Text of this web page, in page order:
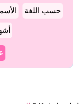
حسب اللغة